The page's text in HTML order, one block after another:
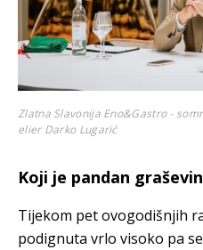
Zlatna Slavonija Eno&Gastro -
elier Darko Lugarić
Koji je pandan
Tijekom pet ovogodišnjih
podignuta vrlo visoko pa